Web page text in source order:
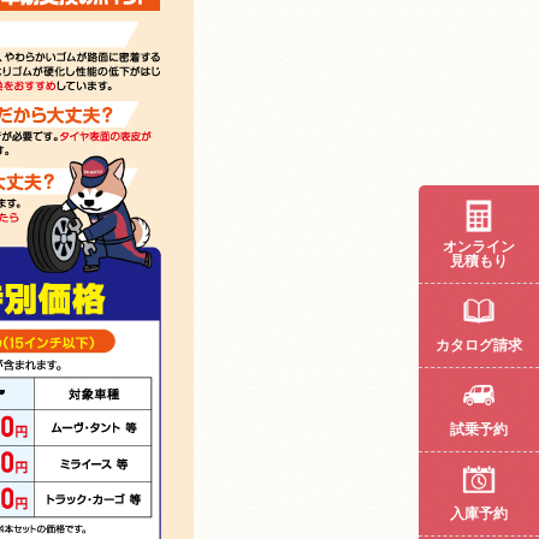
オンライン
見積もり
カタログ請求
試乗予約
入庫予約